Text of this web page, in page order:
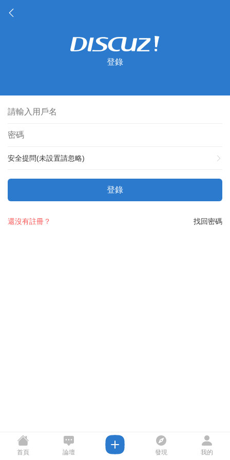
登錄
安全提問(未設置請忽略)
登錄
找回密碼
還沒有註冊？
首頁 論壇 發現 我的